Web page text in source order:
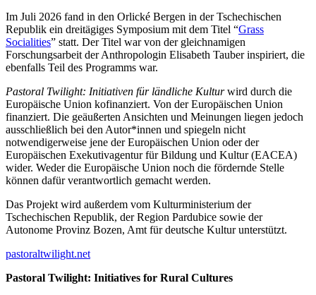
Im Juli 2026 fand in den Orlické Bergen in der Tschechischen
Republik ein dreitägiges Symposium mit dem Titel “Grass
Socialities” statt. Der Titel war von der gleichnamigen
Forschungsarbeit der Anthropologin Elisabeth Tauber inspiriert, die
ebenfalls Teil des Programms war.
Pastoral Twilight: Initiativen für ländliche Kulturwird durch die
Europäische Union kofinanziert. Von der Europäischen Union
finanziert. Die geäußerten Ansichten und Meinungen liegen jedoch
ausschließlich bei den Autor*innen und spiegeln nicht
notwendigerweise jene der Europäischen Union oder der
Europäischen Exekutivagentur für Bildung und Kultur (EACEA)
wider. Weder die Europäische Union noch die fördernde Stelle
können dafür verantwortlich gemacht werden.
Das Projekt wird außerdem vom Kulturministerium der
Tschechischen Republik, der Region Pardubice sowie der
Autonome Provinz Bozen, Amt für deutsche Kultur unterstützt.
pastoraltwilight.net
Pastoral Twilight: Initiatives for Rural Cultures